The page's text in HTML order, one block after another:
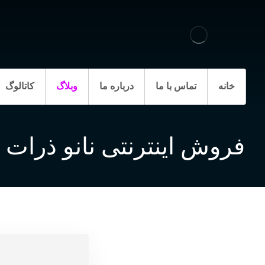
خانه تماس با ما درباره ما وبلاگ کاتالوگ
فروش اینترنتی نانو ذرات